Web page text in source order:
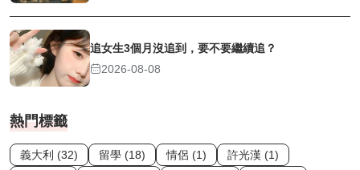
追女生3個月沒追到，要不要繼續追？
2026-08-08
熱門標籤
義大利 (32) 留學 (18) 情侶 (1)
許光漢 (1)